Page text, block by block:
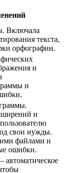
Включала
текста,
орфографии.
и
и
и
свои нужды.
файлами и
ошибки.